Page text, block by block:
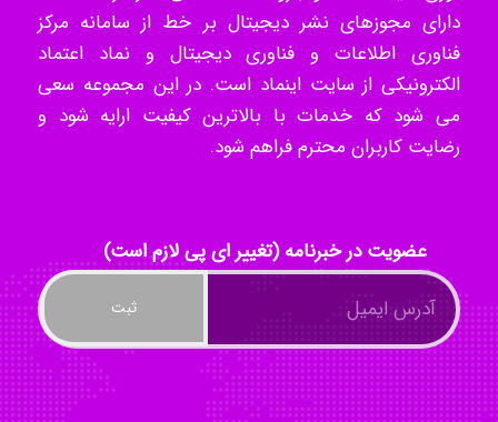
Tavan
kimiya zirakpoor
ayda habibnejad
دارای مجوزهای نشر دیجیتال بر خط از سامانه مرکز
فناوری اطلاعات و فناوری دیجیتال و نماد اعتماد
الکترونیکی از سایت اینماد است. در این مجموعه سعی
می شود که خدمات با بالاترین کیفیت ارایه شود و
رضایت کاربران محترم فراهم شود.
عضویت در خبرنامه (تغییر ای پی لازم است)